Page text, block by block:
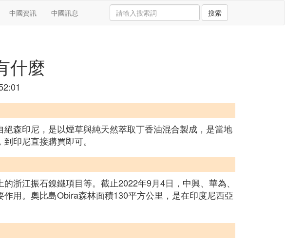
中國資訊 中國訊息 搜索
什麼
森印尼，是以煙草與純天然萃取丁香油混合製成，是當地
印尼直接購買即可。
浙江振石鎳鐵項目等。截止2022年9月4日，中興、華為、
用。奧比島Obira森林面積130平方公里，是在印度尼西亞